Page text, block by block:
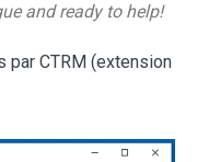
аnd rеаdу tо hеlp!
par CTRM (extension